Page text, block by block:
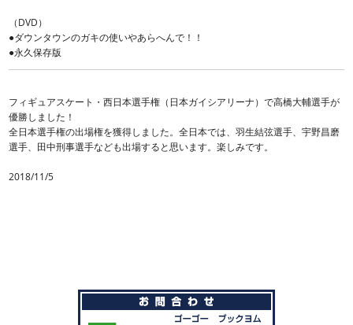
（DVD）
●ダウンタウンのガキの使いやあらへんで！！
●永久保存版
フィギュアスケート・西日本選手権（日本ガイシアリーナ）で高橋大輔選手が
優勝しました！
全日本選手権の出場権を獲得しました。全日本では、羽生結弦選手、宇野昌磨
選手、田中刑事選手なども出場すると思います。楽しみです。
2018/11/5